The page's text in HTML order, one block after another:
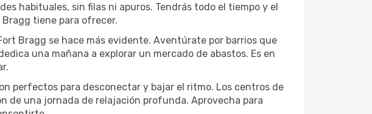
habituales, sin filas ni apuros. Tendrás todo el tiempo y el
tiene para ofrecer.
Bragg se hace más evidente. Aventúrate por barrios que
una mañana a explorar un mercado de abastos. Es en
perfectos para desconectar y bajar el ritmo. Los centros de
de una jornada de relajación profunda. Aprovecha para